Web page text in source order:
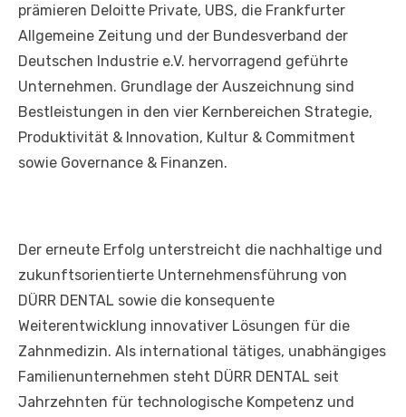
prämieren Deloitte Private, UBS, die Frankfurter
Allgemeine Zeitung und der Bundesverband der
Deutschen Industrie e.V. hervorragend geführte
Unternehmen. Grundlage der Auszeichnung sind
Bestleistungen in den vier Kernbereichen Strategie,
Produktivität & Innovation, Kultur & Commitment
sowie Governance & Finanzen.
Der erneute Erfolg unterstreicht die nachhaltige und
zukunftsorientierte Unternehmensführung von
DÜRR DENTAL sowie die konsequente
Weiterentwicklung innovativer Lösungen für die
Zahnmedizin. Als international tätiges, unabhängiges
Familienunternehmen steht DÜRR DENTAL seit
Jahrzehnten für technologische Kompetenz und